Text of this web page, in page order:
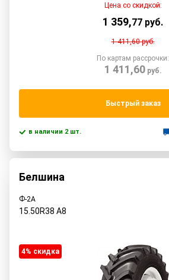
Цена со скидкой:
1 359,77 руб.
1 411,60руб.
По картам рассрочки:
1 411,60руб.
Быстрый заказ
в наличии 2 шт.
Белшина
Ф-2А
15.50R38 A8
4% cкидка